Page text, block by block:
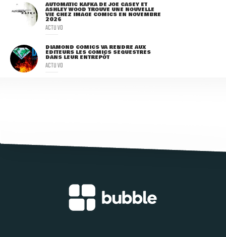
AUTOMATIC KAFKA DE JOE CASEY ET
ASHLEY WOOD TROUVE UNE NOUVELLE
VIE CHEZ IMAGE COMICS EN NOVEMBRE
2026
ACTU VO
DIAMOND COMICS VA RENDRE AUX
ÉDITEURS LES COMICS SÉQUESTRÉS
DANS LEUR ENTREPÔT
ACTU VO